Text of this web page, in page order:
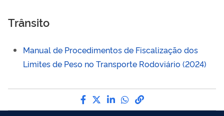
Trânsito
Manual de Procedimentos de Fiscalização dos
Limites de Peso no Transporte Rodoviário (2024)
Compartilhe por Facebook
Compartilhe por Twitter
Compartilhe por
Compartilhe por
link para Copiar